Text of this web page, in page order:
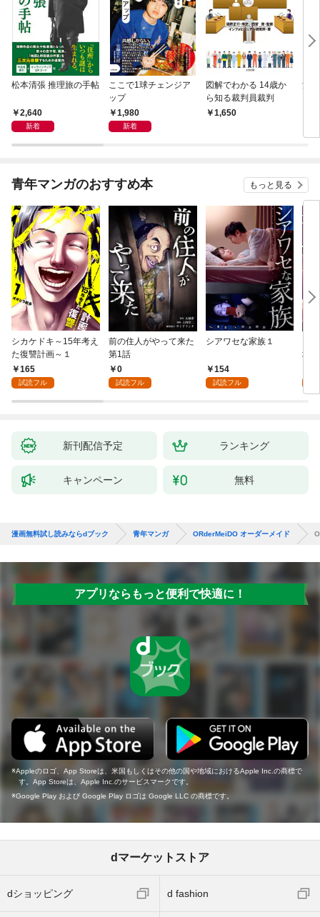
松本清張 推理旅の手帖
2,640
新着
ここで1球チェンジア
ップ
1,980
新着
図解でわかる 14歳か
ら知る裁判員裁判
1,650
深
青年マンガのおすすめ本 もっと見る
シカケドキ～15年考え
た復讐計画～１
165
試読フル
前の住人がやって来た
第1話
0
試読フル
シアワセな家族１
154
試読フル
地
新刊配信予定 ランキング
キャンペーン 無料
漫画無料試し読みならdブック 青年マンガ ORderMeiDO オーダーメイド
アプリならもっと便利で快適に！
Appleのロゴ、App Storeは、米国もしくはその他の国や地域におけるApple Inc.の商標で
す。App Storeは、Apple Inc.のサービスマークです。
Google Play および Google Play ロゴは Google LLC の商標です。
dマーケットストア
dショッピング d fashion